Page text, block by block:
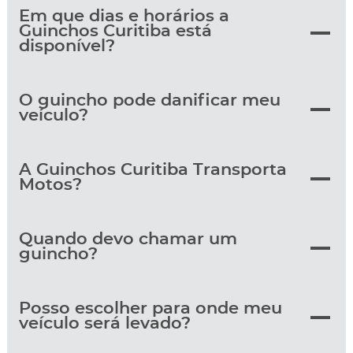
Em que dias e horários a
Guinchos Curitiba está
disponível?
O guincho pode danificar meu
veículo?
A Guinchos Curitiba Transporta
Motos?
Quando devo chamar um
guincho?
Posso escolher para onde meu
veículo será levado?